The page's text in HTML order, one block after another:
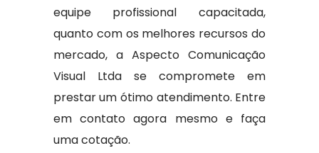
equipe profissional capacitada,
quanto com os melhores recursos do
mercado, a Aspecto Comunicação
Visual Ltda se compromete em
prestar um ótimo atendimento. Entre
em contato agora mesmo e faça
uma cotação.